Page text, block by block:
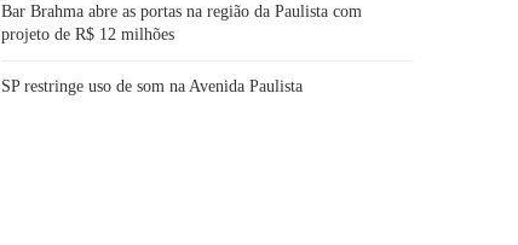
Bar Brahma abre as portas na região da Paulista com
projeto de R$ 12 milhões
SP restringe uso de som na Avenida Paulista